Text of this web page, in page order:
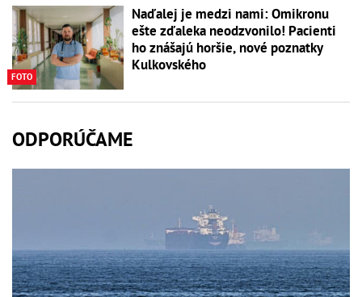
FOTO
Naďalej je medzi nami: Omikronu
ešte zďaleka neodzvonilo! Pacienti
ho znášajú horšie, nové poznatky
Kulkovského
ODPORÚČAME